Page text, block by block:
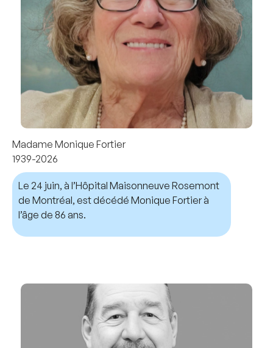
Madame Monique Fortier
1939-2026
Le 24 juin, à l’Hôpital Maisonneuve Rosemont
de Montréal, est décédé Monique Fortier à
l’âge de 86 ans.